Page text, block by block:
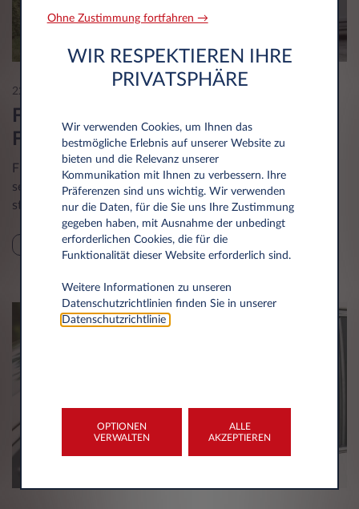
22 Jul 2026
Flottenoptimierung: Effizienter
Fuhrpark, geringere Kosten
Flottenoptimierung hilft Unternehmen, Fuhrparkkosten zu
senken, Prozesse zu digitalisieren und die Effizienz zu
steigern.
Ohne Zustimmung fortfahren →
WIR RESPEKTIEREN IHRE
PRIVATSPHÄRE
Wir verwenden Cookies, um Ihnen das
bestmögliche Erlebnis auf unserer Website zu
bieten und die Relevanz unserer
Kommunikation mit Ihnen zu verbessern. Ihre
Präferenzen sind uns wichtig. Wir verwenden
nur die Daten, für die Sie uns Ihre Zustimmung
gegeben haben, mit Ausnahme der unbedingt
erforderlichen Cookies, die für die
Funktionalität dieser Website erforderlich sind.
Weitere Informationen zu unseren
Datenschutzrichtlinien finden Sie in unserer
Datenschutzrichtlinie
OPTIONEN
VERWALTEN
ALLE
AKZEPTIEREN